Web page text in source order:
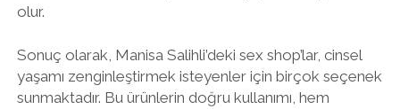
olur.
Sonuç olarak, Manisa Salihli’deki sex shop’lar, cinsel
yaşamı zenginleştirmek isteyenler için birçok seçenek
sunmaktadır. Bu ürünlerin doğru kullanımı, hem